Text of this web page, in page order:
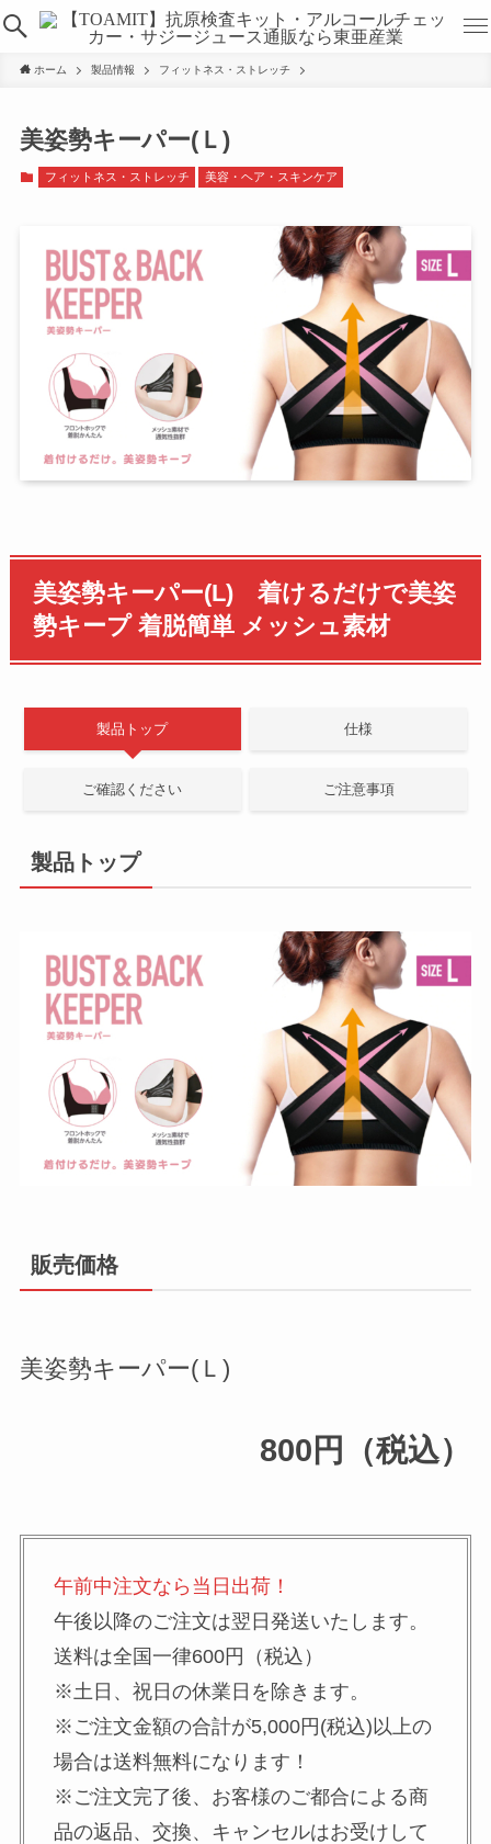
ホーム 製品情報 フィットネス・ストレッチ
美姿勢キーパー(Ｌ)
フィットネス・ストレッチ 美容・ヘア・スキンケア
美姿勢キーパー(L) 着けるだけで美姿
勢キープ 着脱簡単 メッシュ素材
製品トップ 仕様
ご確認ください ご注意事項
製品トップ
販売価格
美姿勢キーパー(Ｌ)
800円（税込）
午前中注文なら当日出荷！
午後以降のご注文は翌日発送いたします。
送料は全国一律600円（税込）
※土日、祝日の休業日を除きます。
※ご注文金額の合計が5,000円(税込)以上の
場合は送料無料になります！
※ご注文完了後、お客様のご都合による商
品の返品、交換、キャンセルはお受けして